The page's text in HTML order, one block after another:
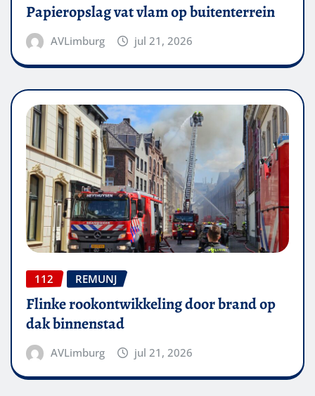
Papieropslag vat vlam op buitenterrein
AVLimburg jul 21, 2026
112 REMUNJ
Flinke rookontwikkeling door brand op
dak binnenstad
AVLimburg jul 21, 2026